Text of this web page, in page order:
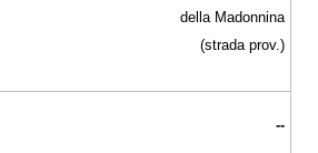
della Madonnina
(strada prov.)
--